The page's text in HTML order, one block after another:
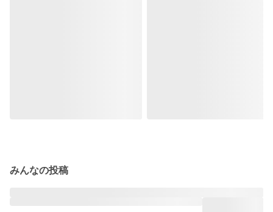
みんなの投稿